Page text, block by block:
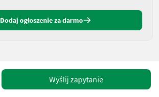
Dodaj ogłoszenie za darmo
Wyślij zapytanie